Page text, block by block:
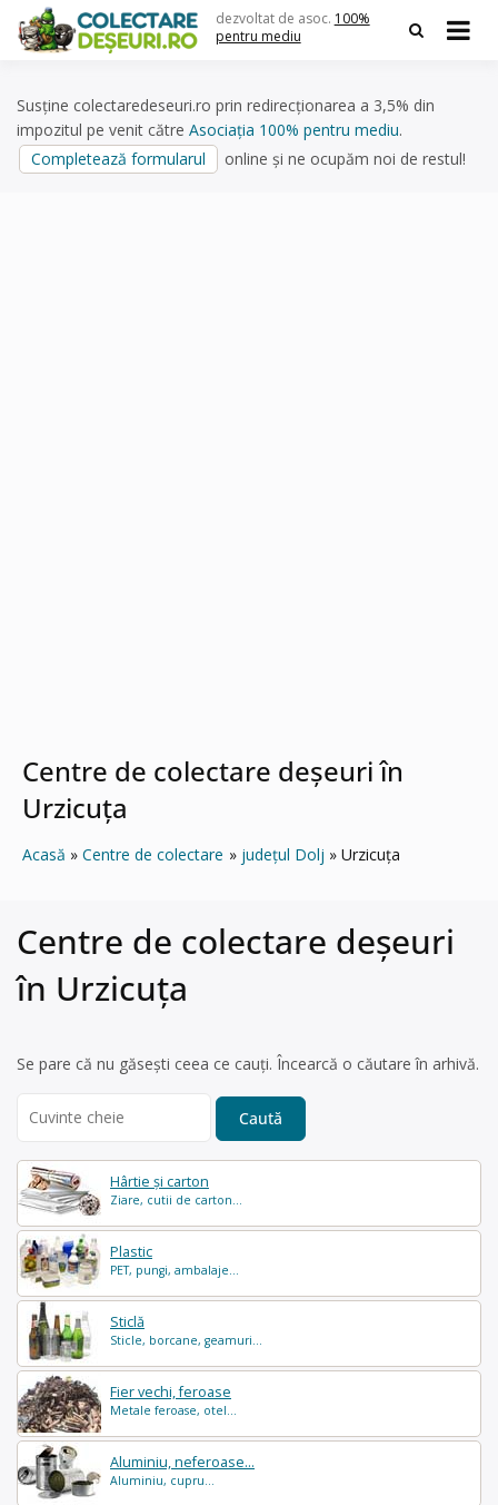
content
dezvoltat de asoc. 100%
pentru mediu
Susține colectaredeseuri.ro prin redirecționarea a 3,5% din
impozitul pe venit către Asociația 100% pentru mediu.
Completează formularul
online și ne ocupăm noi de restul!
Centre de colectare deșeuri în
Urzicuţa
Acasă Centre de colectare județul Dolj Urzicuţa
Hârtie și carton
Ziare, cutii de carton...
Plastic
PET, pungi, ambalaje...
Sticlă
Sticle, borcane, geamuri...
Fier vechi, feroase
Metale feroase, otel...
Aluminiu, neferoase...
Aluminiu, cupru...
Centre de colectare deșeuri
în Urzicuţa
Se pare că nu găsești ceea ce cauți. Încearcă o căutare în arhivă.
for: